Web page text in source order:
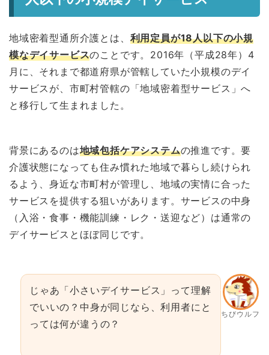
地域密着型通所介護とは、 利用定員が18人以下の小規
模なデイサービスのことです。2016年（平成28年）4
月に、それまで都道府県が管轄していた小規模のデイ
サービスが、市町村管轄の「地域密着型サービス」へ
と移行して生まれました。
背景にあるのは地域包括ケアシステムの推進です。要
介護状態になっても住み慣れた地域で暮らし続けられ
るよう、身近な市町村が管理し、地域の実情に合った
サービスを提供する狙いがあります。サービスの中身
（入浴・食事・機能訓練・レク・送迎など）は通常の
デイサービスとほぼ同じです。
ちびウルフ
じゃあ「小さいデイサービス」って理解
でいいの？中身が同じなら、利用者にと
っては何が違うの？